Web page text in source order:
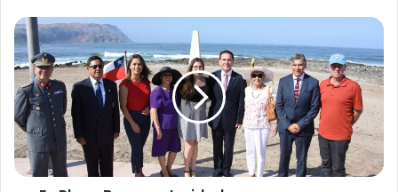
y
M
u
n
i
c
i
p
a
E
n
P
l
a
y
a
B
r